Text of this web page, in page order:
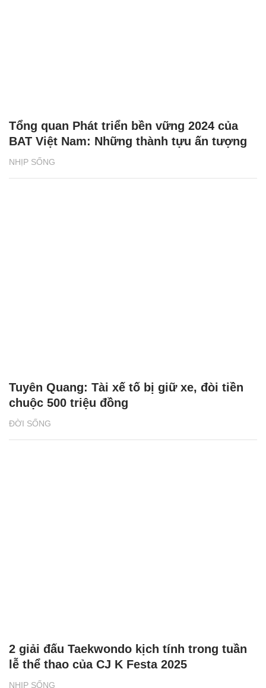
NHỊP SỐNG
Tổng quan Phát triển bền vững 2024 của
BAT Việt Nam: Những thành tựu ấn tượng
ĐỜI SỐNG
Tuyên Quang: Tài xế tố bị giữ xe, đòi tiền
chuộc 500 triệu đồng
NHỊP SỐNG
2 giải đấu Taekwondo kịch tính trong tuần
lễ thể thao của CJ K Festa 2025